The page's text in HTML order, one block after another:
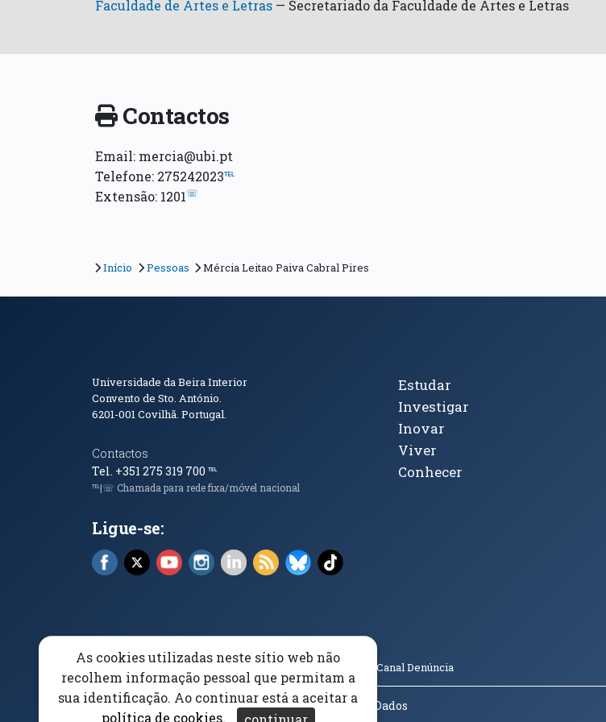
Faculdade de Artes e Letras — Secretariado da Faculdade de Artes e Letras
Contactos
Email: mercia@ubi.pt
Telefone: 275242023℡
Extensão: 1201☏
Início Pessoas Mércia Leitao Paiva Cabral Pires
Informações de Contacto
Universidade da Beira Interior
Convento de Sto. António.
6201-001Covilhã. Portugal.
Contactos
Tel. +351 275 319 700 ℡
℡|☏ Chamada para rede fixa/móvel nacional
Ligue-se:
Facebook (abre em nova janela)
X (abre em nova janela)
YouTube (abre em nova janela)
Instagram (abre em nova janela)
LinkedIn (abre em nova janela)
RSS (abre em nova janela)
Bluesky (abre em nova janela)
TikTok (abre em nova janela)
Tópicos Principais
Estudar
Investigar
Inovar
Viver
Conhecer
(abre em nova janela)
Canal Denúncia
Acessibilidade Aviso/Privacidade Proteção de Dados
As cookies utilizadas neste sítio web não
recolhem informação pessoal que permitam a
sua identificação. Ao continuar está a aceitar a
política de cookies.